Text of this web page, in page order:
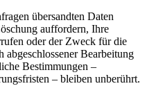
übersandten Daten
auffordern, Ihre
oder der Zweck für die
Bearbeitung
Bestimmungen –
– bleiben unberührt.